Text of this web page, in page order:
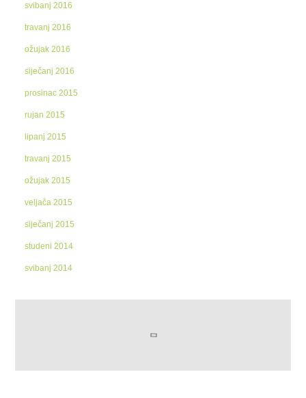
svibanj 2016
travanj 2016
ožujak 2016
siječanj 2016
prosinac 2015
rujan 2015
lipanj 2015
travanj 2015
ožujak 2015
veljača 2015
siječanj 2015
studeni 2014
svibanj 2014